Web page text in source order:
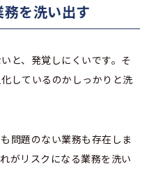
を洗い出す
と、発覚しにくいです。そ
しているのかしっかりと洗
問題のない業務も存在しま
がリスクになる業務を洗い